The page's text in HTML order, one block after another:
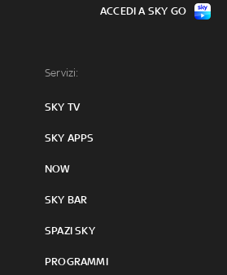
Servizi:
SKY TV
SKY APPS
NOW
SKY BAR
SPAZI SKY
PROGRAMMI
ACCEDI A SKY GO